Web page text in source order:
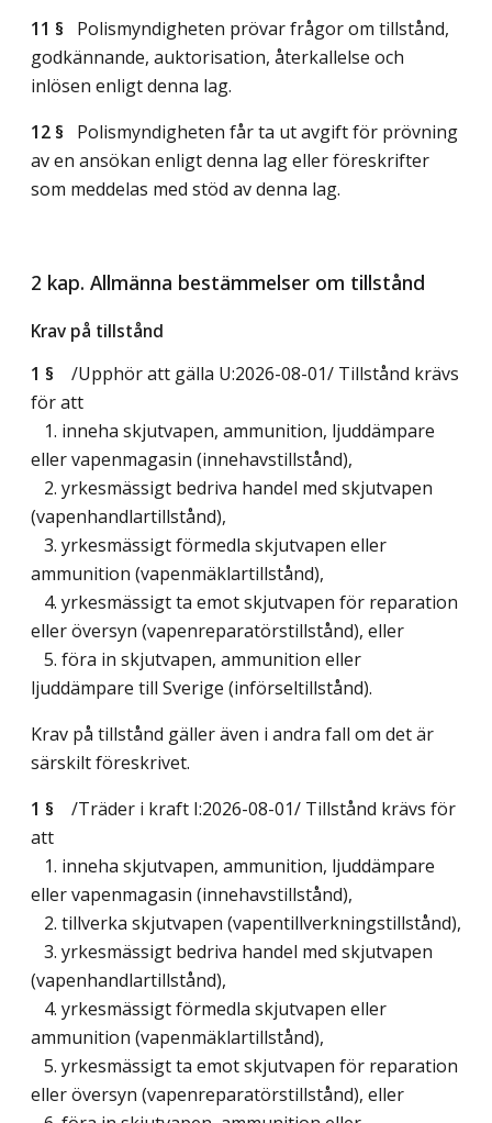
11 § Polismyndigheten prövar frågor om tillstånd,
godkännande, auktorisation, återkallelse och
inlösen enligt denna lag.
12 § Polismyndigheten får ta ut avgift för prövning
av en ansökan enligt denna lag eller föreskrifter
som meddelas med stöd av denna lag.
2 kap. Allmänna bestämmelser om tillstånd
Krav på tillstånd
1 §
/Upphör att gälla U:2026-08-01/ Tillstånd krävs
för att
1. inneha skjutvapen, ammunition, ljuddämpare
eller vapenmagasin (innehavstillstånd),
2. yrkesmässigt bedriva handel med skjutvapen
(vapenhandlartillstånd),
3. yrkesmässigt förmedla skjutvapen eller
ammunition (vapenmäklartillstånd),
4. yrkesmässigt ta emot skjutvapen för reparation
eller översyn (vapenreparatörstillstånd), eller
5. föra in skjutvapen, ammunition eller
ljuddämpare till Sverige (införseltillstånd).
Krav på tillstånd gäller även i andra fall om det är
särskilt föreskrivet.
1 §
/Träder i kraft I:2026-08-01/ Tillstånd krävs för
att
1. inneha skjutvapen, ammunition, ljuddämpare
eller vapenmagasin (innehavstillstånd),
2. tillverka skjutvapen (vapentillverkningstillstånd),
3. yrkesmässigt bedriva handel med skjutvapen
(vapenhandlartillstånd),
4. yrkesmässigt förmedla skjutvapen eller
ammunition (vapenmäklartillstånd),
5. yrkesmässigt ta emot skjutvapen för reparation
eller översyn (vapenreparatörstillstånd), eller